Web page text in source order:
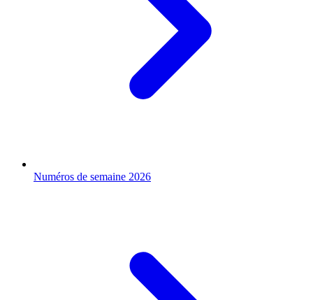
Numéros de semaine 2026